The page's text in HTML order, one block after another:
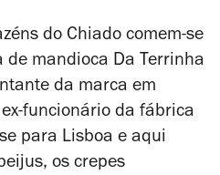
do Chiado comem-se
mandioca Da Terrinha
da marca em
funcionário da fábrica
para Lisboa e aqui
os crepes